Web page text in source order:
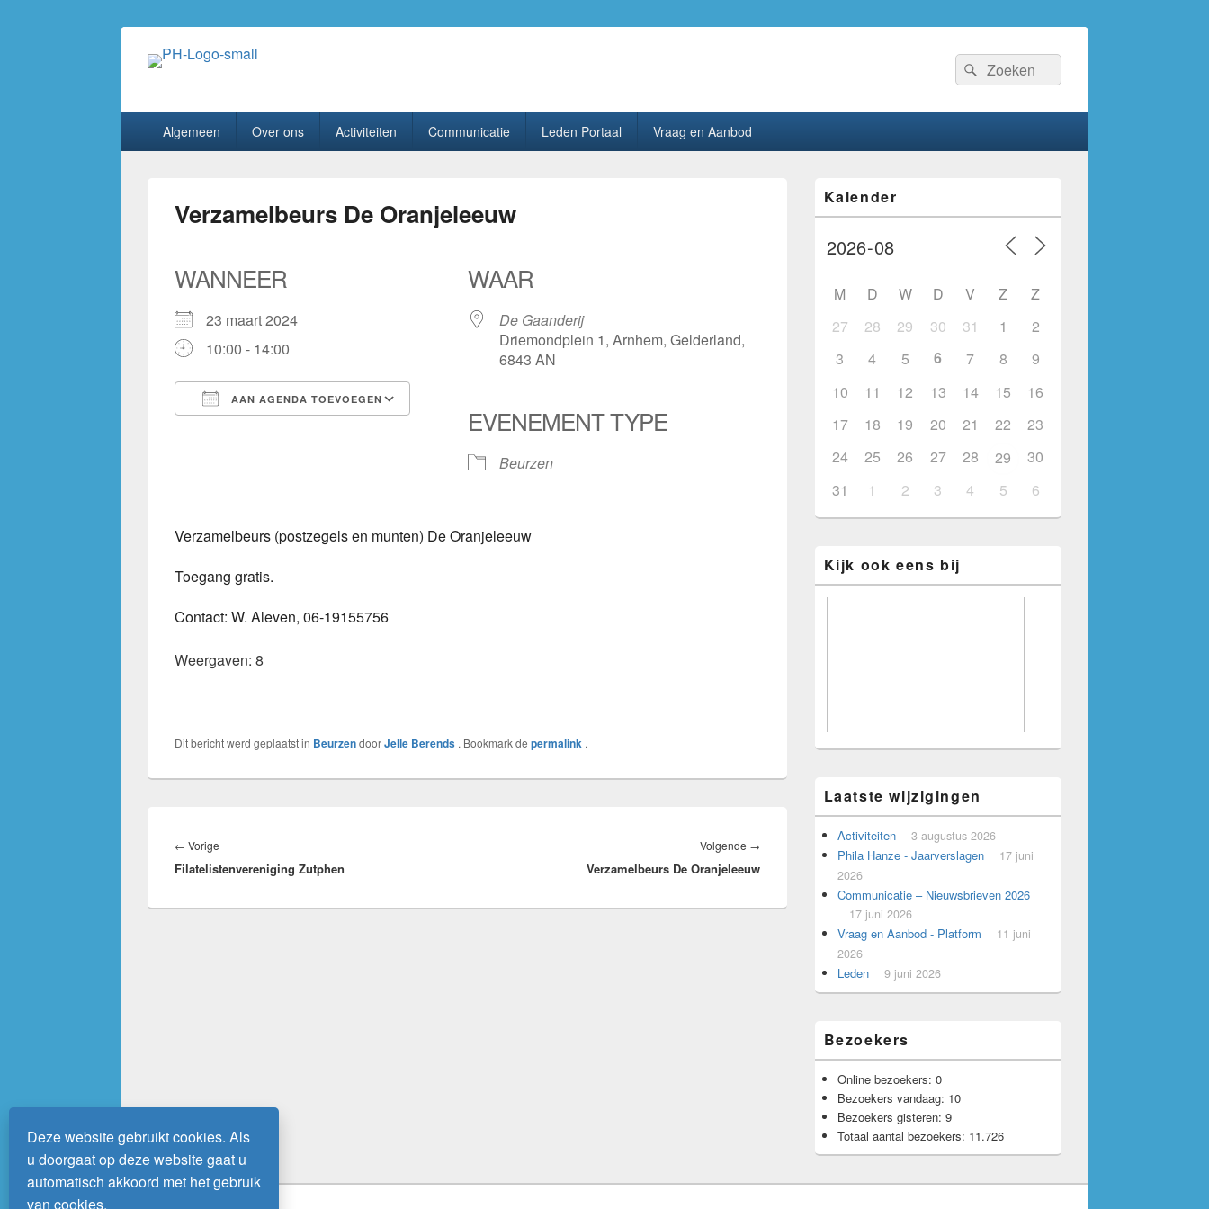
Zoeken
naar:
Zoeken
Algemeen Over ons Activiteiten Communicatie Leden Portaal Vraag en Aanbod
Verzamelbeurs De Oranjeleeuw
WANNEER
23 maart 2024
10:00 - 14:00
AAN AGENDA TOEVOEGEN
WAAR
De Gaanderij
Driemondplein 1, Arnhem, Gelderland,
6843 AN
EVENEMENT TYPE
Beurzen
Verzamelbeurs (postzegels en munten) De Oranjeleeuw
Toegang gratis.
Contact: W. Aleven, 06-19155756
Weergaven: 8
Dit bericht werd geplaatst in BeurzendoorJelle Berends . Bookmark depermalink .
navigatie
← Vorige
bericht:
Filatelistenvereniging Zutphen
Volgende →
bericht:
Verzamelbeurs De Oranjeleeuw
zijbalk
widget
Kalender
M D W D V Z
Z
27
28 29 30 31 1
2
3
4 5 6 7 8
9
10
11 12 13 14 15
16
17
18 19 20 21 22
23
24
25 26 27 28 29
30
31
1 2 3 4 5 6
Kijk ook eens bij
Laatste wijzigingen
Activiteiten 3 augustus 2026
Phila Hanze - Jaarverslagen
17 juni
2026
Communicatie – Nieuwsbrieven 2026
17 juni 2026
Vraag en Aanbod - Platform
11 juni
2026
Leden 9 juni 2026
Bezoekers
Online bezoekers: 0
Bezoekers vandaag: 10
Bezoekers gisteren: 9
Totaal aantal bezoekers: 11.726
Deze website gebruikt cookies. Als
u doorgaat op deze website gaat u
automatisch akkoord met het gebruik
van cookies.